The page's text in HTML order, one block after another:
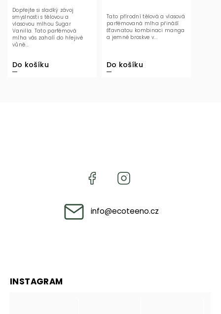
Do košíku
Dopřejte si sladký závoj
smyslnosti s tělovou a
vlasovou mlhou Sugar
Vanilla. Tato parfémová
mlha vás zahalí do hřejivé
vůně...
Do košíku
Tato přírodní tělová a vlasová
parfémovaná mlha přináší
šťavnatou kombinaci manga
a jemné broskve v...
info@ecoteeno.cz
INSTAGRAM